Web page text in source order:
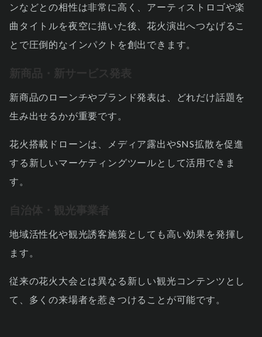
ンなどとの相性は非常に高く、アーティストロゴや楽
曲タイトルを夜空に描いた後、花火演出へつなげるこ
とで圧倒的なインパクトを創出できます。
新商品・新サービス発表
新商品のローンチやブランド発表は、どれだけ話題を
生み出せるかが重要です。
花火搭載ドローンは、メディア露出やSNS拡散を促進
する新しいマーケティングツールとして活用できま
す。
自治体・観光事業者
地域活性化や観光誘客施策としても高い効果を発揮し
ます。
従来の花火大会とは異なる新しい観光コンテンツとし
て、多くの来場者を惹きつけることが可能です。